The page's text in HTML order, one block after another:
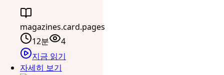
magazines.card.pages
12분
4
지금 읽기
자세히 보기